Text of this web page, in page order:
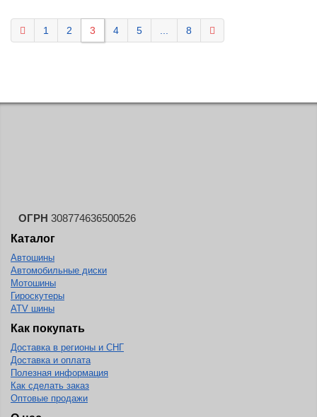
1 2 3 4 5 ... 8
ОГРН 308774636500526
Каталог
Автошины
Автомобильные диски
Мотошины
Гироскутеры
ATV шины
Как покупать
Доставка в регионы и СНГ
Доставка и оплата
Полезная информация
Как сделать заказ
Оптовые продажи